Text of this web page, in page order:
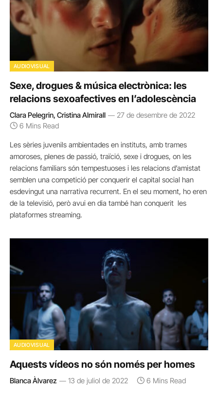
AUDIOVISUAL
Sexe, drogues & música electrònica: les
relacions sexoafectives en l’adolescència
Clara Pelegrin, Cristina Almirall
27 de desembre de 2022
6 Mins Read
Les sèries juvenils ambientades en instituts, amb trames
amoroses, plenes de passió, traïció, sexe i drogues, on les
relacions familiars són tempestuoses i les relacions d’amistat
semblen una competició per conquerir el capital social han
esdevingut una narrativa recurrent. En el seu moment, ho eren
de la televisió, però avui en dia també han conquerit les
plataformes streaming.
AUDIOVISUAL
Aquests vídeos no són només per homes
Blanca Àlvarez 13 de juliol de 2022 6 Mins Read